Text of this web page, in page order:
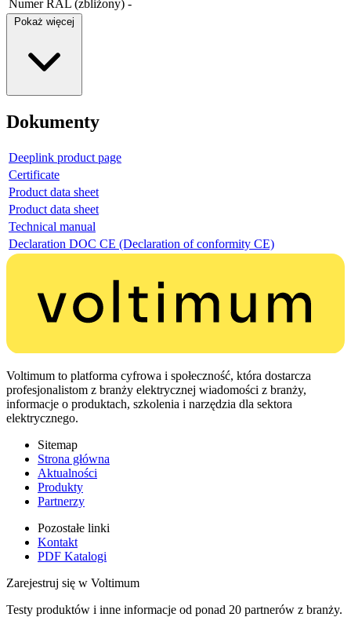
Numer RAL (zbliżony) -
Pokaż więcej
Dokumenty
Deeplink product page
Certificate
Product data sheet
Product data sheet
Technical manual
Declaration DOC CE (Declaration of conformity CE)
Voltimum to platforma cyfrowa i społeczność, która dostarcza
profesjonalistom z branży elektrycznej wiadomości z branży,
informacje o produktach, szkolenia i narzędzia dla sektora
elektrycznego.
Sitemap
Strona główna
Aktualności
Produkty
Partnerzy
Pozostałe linki
Kontakt
PDF Katalogi
Zarejestruj się w Voltimum
Testy produktów i inne informacje od ponad 20 partnerów z branży.